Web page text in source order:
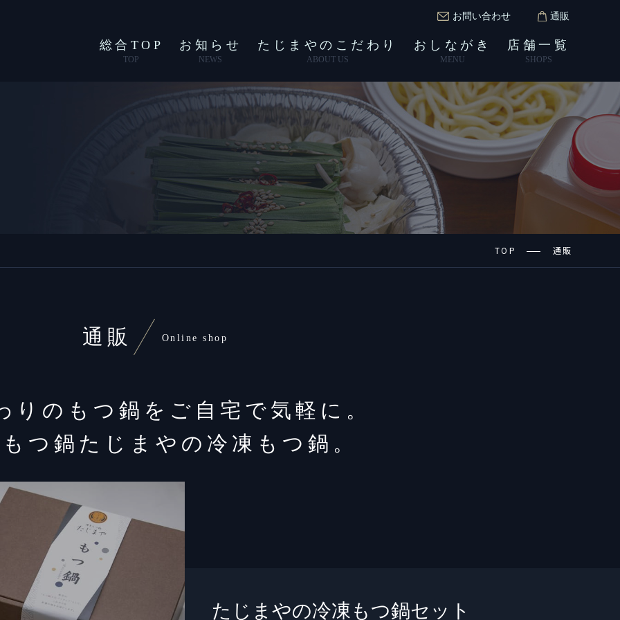
総合TOP
TOP
お知らせ
NEWS
たじまやのこだわり
ABOUT US
おしながき
MENU
店舗一覧
SHOPS
お問い合わせ 通販
TOP 通販
通販 Online shop
りのもつ鍋をご自宅で気軽に。
つ鍋たじまやの冷凍もつ鍋。
たじまやの冷凍もつ鍋セット